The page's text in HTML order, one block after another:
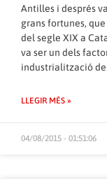
Antilles i després
grans fortunes,
del segle XIX a
va ser un dels
industrialització
LLEGIR MÉS »
04/08/2015 - 01:51:06